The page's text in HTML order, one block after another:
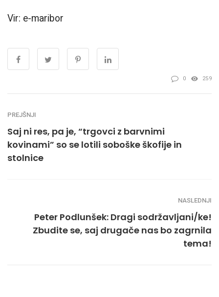
Vir: e-maribor
0 259
PREJŠNJI
Saj ni res, pa je, “trgovci z barvnimi
kovinami” so se lotili soboške škofije in
stolnice
NASLEDNJI
Peter Podlunšek: Dragi sodržavljani/ke!
Zbudite se, saj drugače nas bo zagrnila
tema!